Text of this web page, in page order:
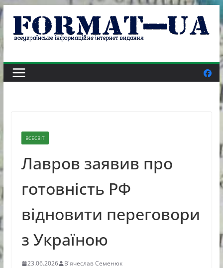
Skip
content
ВСЕСВІТ
Лавров заявив про
готовність РФ
відновити переговори
з Україною
23.06.2026 В'ячеслав Семенюк